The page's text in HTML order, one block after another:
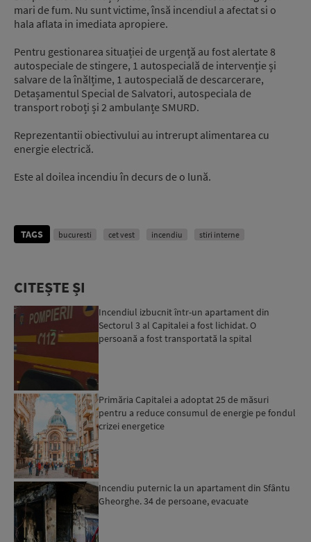
mari de fum. Nu sunt victime, însă incendiul a afectat si o
hala aflata in imediata apropiere.
Pentru gestionarea situației de urgență au fost alertate 8
autospeciale de stingere, 1 autospecială de intervenție și
salvare de la înălțime, 1 autospecială de descarcerare,
Detașamentul Special de Salvatori, autospeciala de
transport roboți și 2 ambulanțe SMURD.
Reprezentantii obiectivului au intrerupt alimentarea cu
energie electrică.
Este al doilea incendiu în decurs de o lună.
TAGS bucuresti cet vest incendiu stiri interne
CITEȘTE ȘI
Incendiul izbucnit într-un apartament din
Sectorul 3 al Capitalei a fost lichidat. O
persoană a fost transportată la spital
Primăria Capitalei a adoptat 25 de măsuri
pentru a reduce consumul de energie pe fondul
crizei energetice
Incendiu puternic la un apartament din Sfântu
Gheorghe. 34 de persoane, evacuate